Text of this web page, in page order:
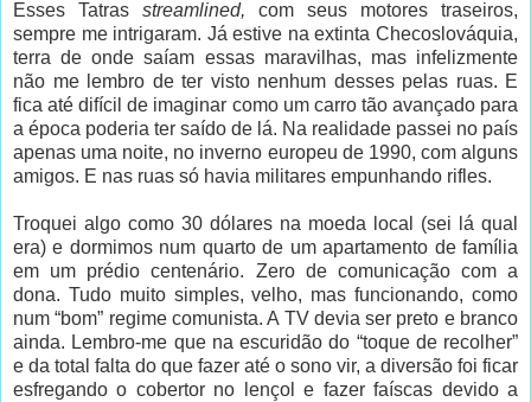
Esses Tatras streamlined, com seus motores traseiros,
sempre me intrigaram. Já estive na extinta Checoslováquia,
terra de onde saíam essas maravilhas, mas infelizmente
não me lembro de ter visto nenhum desses pelas ruas. E
fica até difícil de imaginar como um carro tão avançado para
a época poderia ter saído de lá. Na realidade passei no país
apenas uma noite, no inverno europeu de 1990, com alguns
amigos. E nas ruas só havia militares empunhando rifles.
Troquei algo como 30 dólares na moeda local (sei lá qual
era) e dormimos num quarto de um apartamento de família
em um prédio centenário. Zero de comunicação com a
dona. Tudo muito simples, velho, mas funcionando, como
num “bom” regime comunista. A TV devia ser preto e branco
ainda. Lembro-me que na escuridão do “toque de recolher”
e da total falta do que fazer até o sono vir, a diversão foi ficar
esfregando o cobertor no lençol e fazer faíscas devido a